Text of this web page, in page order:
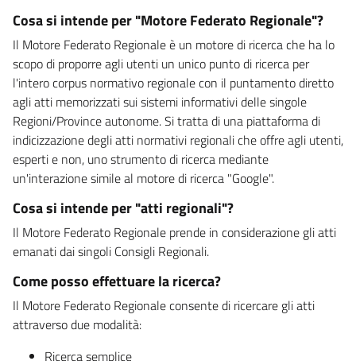
Cosa si intende per "Motore Federato Regionale"?
Il Motore Federato Regionale è un motore di ricerca che ha lo
scopo di proporre agli utenti un unico punto di ricerca per
l'intero corpus normativo regionale con il puntamento diretto
agli atti memorizzati sui sistemi informativi delle singole
Regioni/Province autonome. Si tratta di una piattaforma di
indicizzazione degli atti normativi regionali che offre agli utenti,
esperti e non, uno strumento di ricerca mediante
un'interazione simile al motore di ricerca "Google".
Cosa si intende per "atti regionali"?
Il Motore Federato Regionale prende in considerazione gli atti
emanati dai singoli Consigli Regionali.
Come posso effettuare la ricerca?
Il Motore Federato Regionale consente di ricercare gli atti
attraverso due modalità:
Ricerca semplice